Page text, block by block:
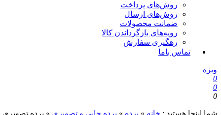
روش‌های پرداخت
روش‌های ارسال
ضمانت محصولات
رویه‌های بازگرداندن کالا
رهگیری سفارش
تماس باما
ویژه
0
0
0
شما اینجا هستید : خانه » پرده » پرده چاپی و تصویری » پرده تصویری